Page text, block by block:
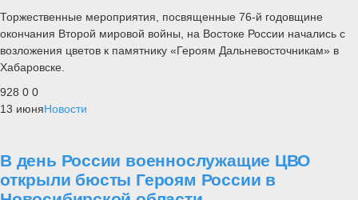
Торжественные мероприятия, посвященные 76-й годовщине
окончания Второй мировой войны, на Востоке России начались с
возложения цветов к памятнику «Героям Дальневосточникам» в
Хабаровске.
928 0 0
13 июняНовости
В день России военнослужащие ЦВО
открыли бюсты Героям России в